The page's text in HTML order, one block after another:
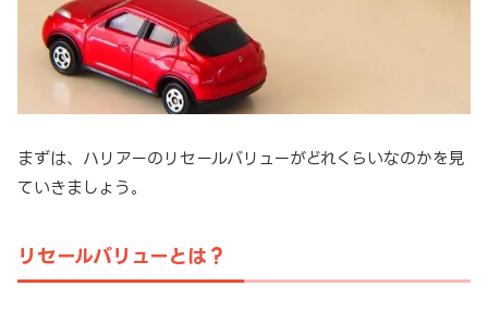
まずは、ハリアーのリセールバリューがどれくらいなのかを見
ていきましょう。
リセールバリューとは？